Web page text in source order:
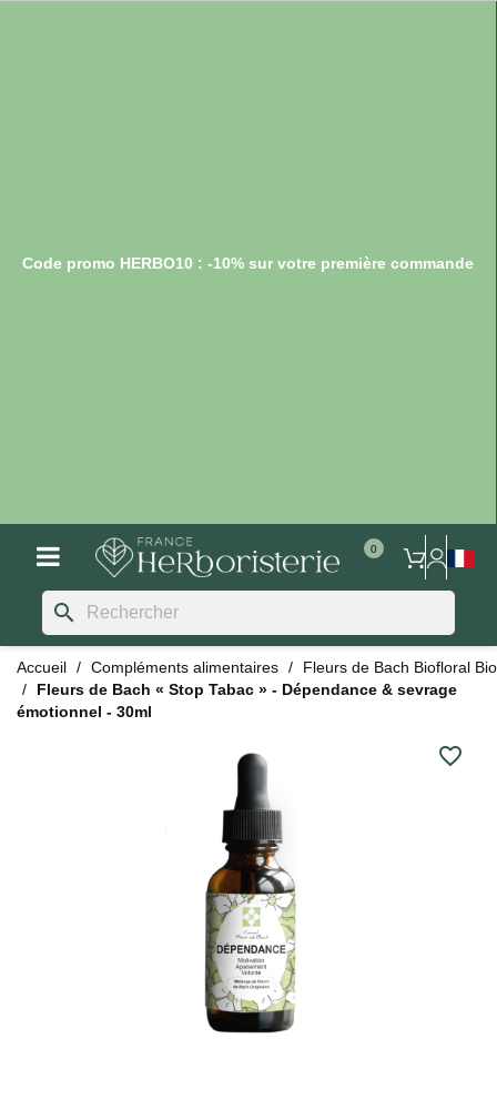
Code promo HERBO10 : -10% sur votre première commande
search
Accueil Compléments alimentaires
Fleurs de Bach Biofloral Bio
Fleurs de Bach « Stop Tabac » - Dépendance & sevrage
émotionnel - 30ml
favorite_border